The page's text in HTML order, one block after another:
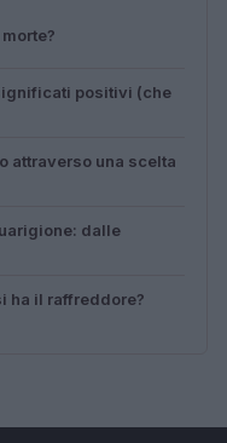
positivi (che
attraverso una scelta
dalle
ha il raffreddore?